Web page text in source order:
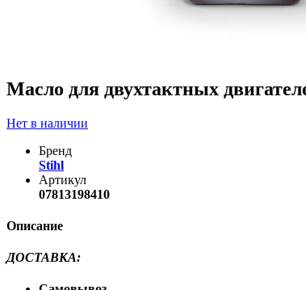
Масло для двухтактных
Нет в наличии
Бренд
Stihl
Артикул
07813198410
Описание
ДОСТАВКА: